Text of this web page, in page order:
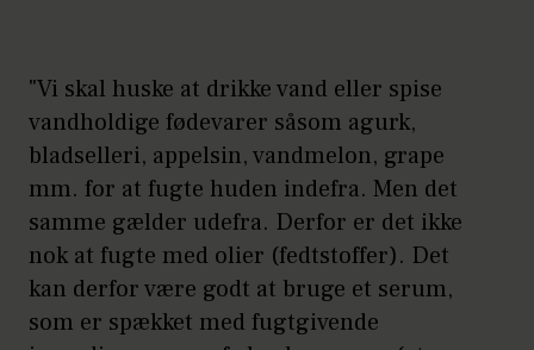
"Vi skal huske at drikke vand eller spise
vandholdige fødevarer såsom agurk,
bladselleri, appelsin, vandmelon, grape
mm. for at fugte huden indefra. Men det
samme gælder udefra. Derfor er det ikke
nok at fugte med olier (fedtstoffer). Det
kan derfor være godt at bruge et serum,
som er spækket med fugtgivende